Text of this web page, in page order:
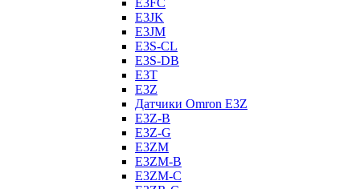
E3FC
E3JK
E3JM
E3S-CL
E3S-DB
E3T
E3Z
Датчики Omron E3Z
E3Z-B
E3Z-G
E3ZM
E3ZM-B
E3ZM-C